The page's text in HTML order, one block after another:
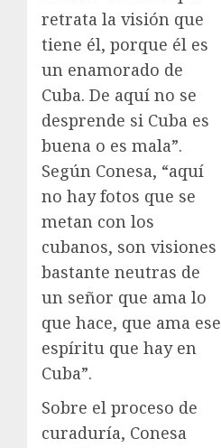
retrata la visión que
tiene él, porque él es
un enamorado de
Cuba. De aquí no se
desprende si Cuba es
buena o es mala”.
Según Conesa, “aquí
no hay fotos que se
metan con los
cubanos, son visiones
bastante neutras de
un señor que ama lo
que hace, que ama ese
espíritu que hay en
Cuba”.
Sobre el proceso de
curaduría, Conesa